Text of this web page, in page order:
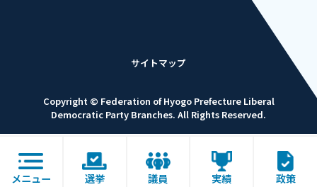
メニュー 選挙 議員 実績 政策
Copyright © Federation of Hyogo Prefecture Liberal
Democratic Party Branches. All Rights Reserved.
サイトマップ